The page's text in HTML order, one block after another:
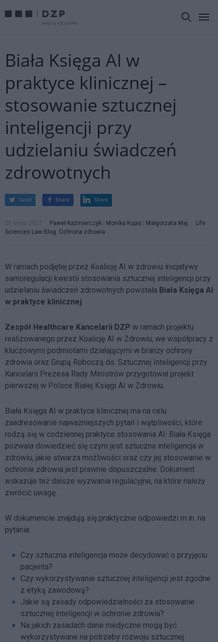
Biała Księga AI w
praktyce klinicznej –
stosowanie sztucznej
inteligencji przy
udzielaniu świadczeń
zdrowotnych
Tweet Share Share
20 maja 2022 Paweł Kaźmierczyk | Monika Kupis | Małgorzata Maj
Life
Sciences Law Blog, Ochrona zdrowia
W ramach podjętej przez Koalicję AI w zdrowiu inicjatywy
samoregulacji kwestii stosowania sztucznej inteligencji przy
udzielaniu świadczeń zdrowotnych powstała Biała Księga AI
w praktyce klinicznej.
Zespół Healthcare Kancelarii DZP w ramach projektu
realizowanego przez Koalicję AI w Zdrowiu, we współpracy z
kluczowymi podmiotami działającymi w branży ochrony
zdrowia oraz Grupą Roboczą ds. Sztucznej Inteligencji przy
Kancelarii Prezesa Rady Ministrów przygotował projekt
pierwszej w Polsce Białej Księgi AI w Zdrowiu.
Biała Księga AI w praktyce klinicznej ma na celu
zaadresowanie najważniejszych pytań i wątpliwości, które
rodzą się w codziennej praktyce stosowania AI. Biała Księga
pozwala dowiedzieć się czym jest sztuczna inteligencja w
zdrowiu, jakie stwarza możliwości oraz czy jej stosowanie w
ochronie zdrowia jest prawnie dopuszczalne. Dokument
wskazuje też dalsze wyzwania regulacyjne, na które należy
zwrócić uwagę.
W dokumencie znajdują się praktyczne odpowiedzi m.in. na
pytania:
Czy sztuczna inteligencja może decydować o przyjęciu
pacjenta?
Czy wykorzystywanie sztucznej inteligencji jest zgodne
z etyką zawodową?
Jakie są zasady odpowiedzialności za stosowanie
sztucznej inteligencji w ochronie zdrowia?
Na jakich zasadach dane medyczne mogą być
wykorzystywane na potrzeby rozwoju sztucznej